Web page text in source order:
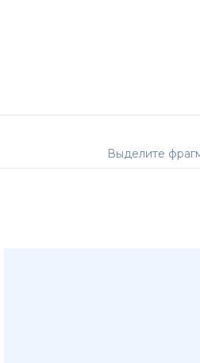
Выделите